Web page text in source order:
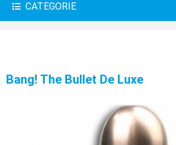
BAMBOLE
CATEGORIE
Bang! The Bullet De Luxe